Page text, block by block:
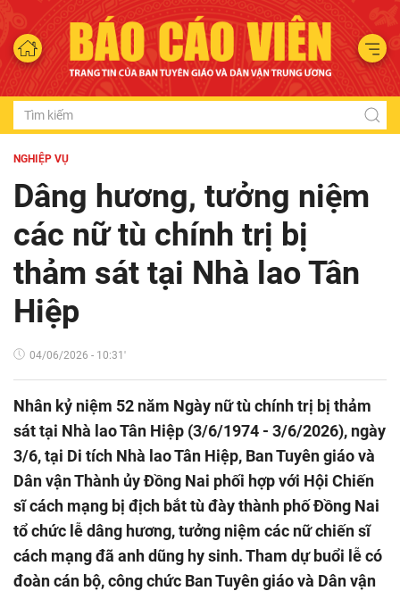
NGHIỆP VỤ
Dâng hương, tưởng niệm
các nữ tù chính trị bị
thảm sát tại Nhà lao Tân
Hiệp
04/06/2026 - 10:31'
Nhân kỷ niệm 52 năm Ngày nữ tù chính trị bị thảm
sát tại Nhà lao Tân Hiệp (3/6/1974 - 3/6/2026), ngày
3/6, tại Di tích Nhà lao Tân Hiệp, Ban Tuyên giáo và
Dân vận Thành ủy Đồng Nai phối hợp với Hội Chiến
sĩ cách mạng bị địch bắt tù đày thành phố Đồng Nai
tổ chức lễ dâng hương, tưởng niệm các nữ chiến sĩ
cách mạng đã anh dũng hy sinh. Tham dự buổi lễ có
đoàn cán bộ, công chức Ban Tuyên giáo và Dân vận